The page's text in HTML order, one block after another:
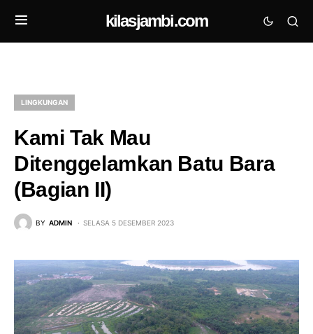
kilasjambi.com
LINGKUNGAN
Kami Tak Mau
Ditenggelamkan Batu Bara
(Bagian II)
BY ADMIN SELASA 5 DESEMBER 2023